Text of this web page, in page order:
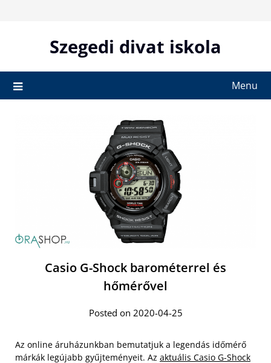
Szegedi divat iskola
Menu
Casio G-Shock barométerrel és
hőmérővel
Posted on 2020-04-25
Az online áruházunkban bemutatjuk a legendás időmérő
márkák legújabb gyűjteményeit. Az aktuális Casio G-Shock